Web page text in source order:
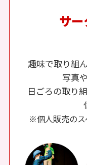
サ
趣味で取り組
写真
日ごろの取り
※個人販売のス